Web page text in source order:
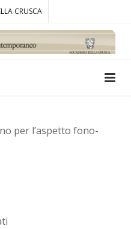
CRUSCA
per l’aspetto fono-